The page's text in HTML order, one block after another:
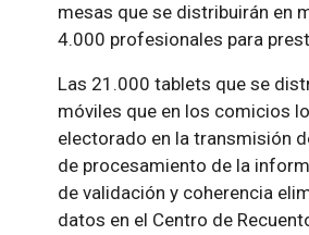
mesas que se distribuirán en
4.000 profesionales para
Las 21.000 tablets que se
móviles que en los comicios
electorado en la transmisión
de procesamiento de la
de validación y coherencia
datos en el Centro de